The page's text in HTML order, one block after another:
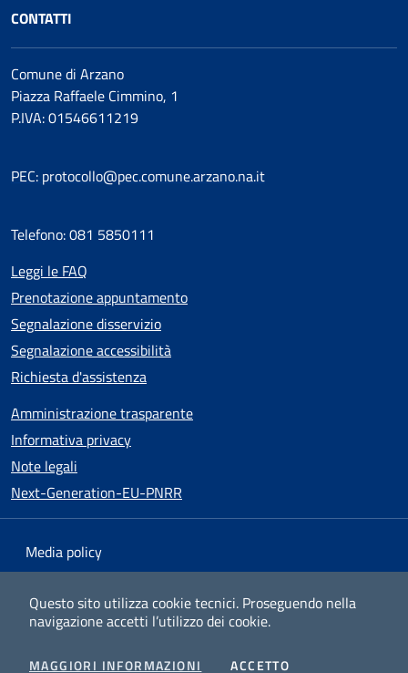
Questo sito utilizza cookie tecnici. Proseguendo nella
navigazione accetti l’utilizzo dei cookie.
MAGGIORI INFORMAZIONI ACCETTO
CONTATTI
Comune di Arzano
Piazza Raffaele Cimmino, 1
P.IVA: 01546611219
PEC: protocollo@pec.comune.arzano.na.it
Telefono: 081 5850111
Leggi le FAQ
Prenotazione appuntamento
Segnalazione disservizio
Segnalazione accessibilità
Richiesta d'assistenza
Amministrazione trasparente
Informativa privacy
Note legali
Next-Generation-EU-PNRR
Media policy
Dichiarazione di accessibilità
v1.0.25